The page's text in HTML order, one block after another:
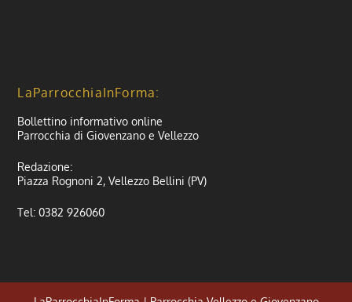
LaParrocchiaInForma:
Bollettino informativo online
Parrocchia di Giovenzano e Vellezzo
Redazione:
Piazza Rognoni 2, Vellezzo Bellini (PV)
Tel: 0382 926060